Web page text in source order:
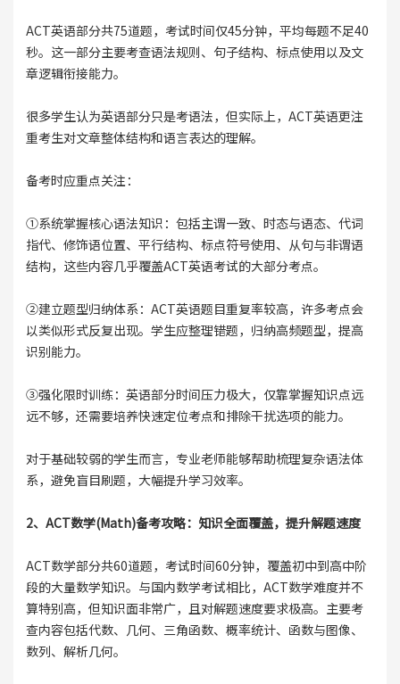
ACT英语部分共75道题，考试时间仅45分钟，平均每题不足40
秒。这一部分主要考查语法规则、句子结构、标点使用以及文
章逻辑衔接能力。
很多学生认为英语部分只是考语法，但实际上，ACT英语更注
重考生对文章整体结构和语言表达的理解。
备考时应重点关注：
①系统掌握核心语法知识：包括主谓一致、时态与语态、代词
指代、修饰语位置、平行结构、标点符号使用、从句与非谓语
结构，这些内容几乎覆盖ACT英语考试的大部分考点。
②建立题型归纳体系：ACT英语题目重复率较高，许多考点会
以类似形式反复出现。学生应整理错题，归纳高频题型，提高
识别能力。
③强化限时训练：英语部分时间压力极大，仅靠掌握知识点远
远不够，还需要培养快速定位考点和排除干扰选项的能力。
对于基础较弱的学生而言，专业老师能够帮助梳理复杂语法体
系，避免盲目刷题，大幅提升学习效率。
2、ACT数学(Math)备考攻略：知识全面覆盖，提升解题速度
ACT数学部分共60道题，考试时间60分钟，覆盖初中到高中阶
段的大量数学知识。与国内数学考试相比，ACT数学难度并不
算特别高，但知识面非常广，且对解题速度要求极高。主要考
查内容包括代数、几何、三角函数、概率统计、函数与图像、
数列、解析几何。